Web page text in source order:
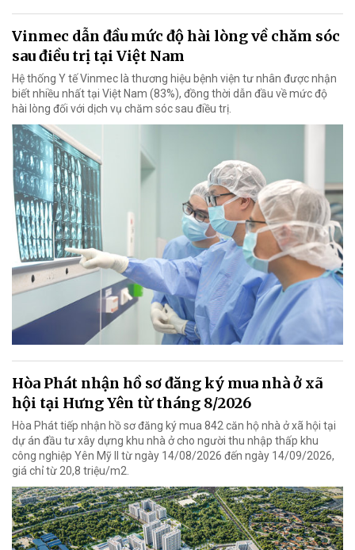
Vinmec dẫn đầu mức độ hài lòng về chăm sóc
sau điều trị tại Việt Nam
Hệ thống Y tế Vinmec là thương hiệu bệnh viện tư nhân được nhận
biết nhiều nhất tại Việt Nam (83%), đồng thời dẫn đầu về mức độ
hài lòng đối với dịch vụ chăm sóc sau điều trị.
Hòa Phát nhận hồ sơ đăng ký mua nhà ở xã
hội tại Hưng Yên từ tháng 8/2026
Hòa Phát tiếp nhận hồ sơ đăng ký mua 842 căn hộ nhà ở xã hội tại
dự án đầu tư xây dựng khu nhà ở cho người thu nhập thấp khu
công nghiệp Yên Mỹ II từ ngày 14/08/2026 đến ngày 14/09/2026,
giá chỉ từ 20,8 triệu/m2.